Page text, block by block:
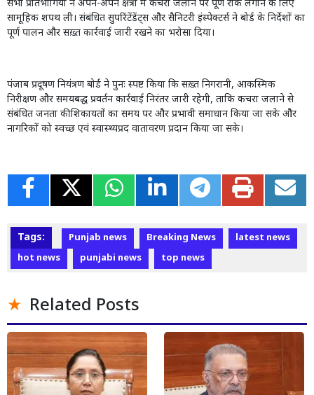
सभी प्रतिभागियों ने अपने-अपने क्षेत्रों में कचरा जलाने पर पूर्ण रोक लगाने के लिए
सामूहिक शपथ ली। संबंधित सुपरिंटेंडेंट्स और सैनिटरी इंस्पेक्टर्स ने बोर्ड के निर्देशों का
पूर्ण पालन और सख़्त कार्रवाई जारी रखने का भरोसा दिया।
पंजाब प्रदूषण नियंत्रण बोर्ड ने पुनः स्पष्ट किया कि सख़्त निगरानी, आकस्मिक
निरीक्षण और समयबद्ध प्रवर्तन कार्रवाई निरंतर जारी रहेगी, ताकि कचरा जलाने से
संबंधित जनता की शिकायतों का समय पर और प्रभावी समाधान किया जा सके और
नागरिकों को स्वच्छ एवं स्वास्थ्यप्रद वातावरण प्रदान किया जा सके।
Tags: Punjab news Breaking News
latest news
hot news
punjabi news top news
Related Posts